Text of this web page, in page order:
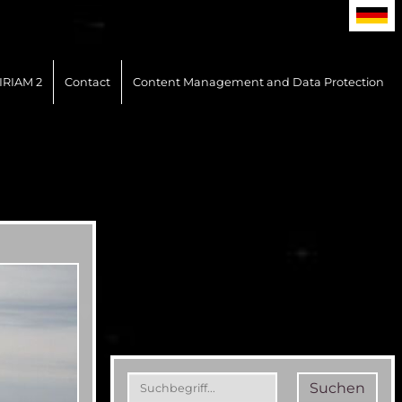
2 Contact Content Management and Data Protection
Suchen